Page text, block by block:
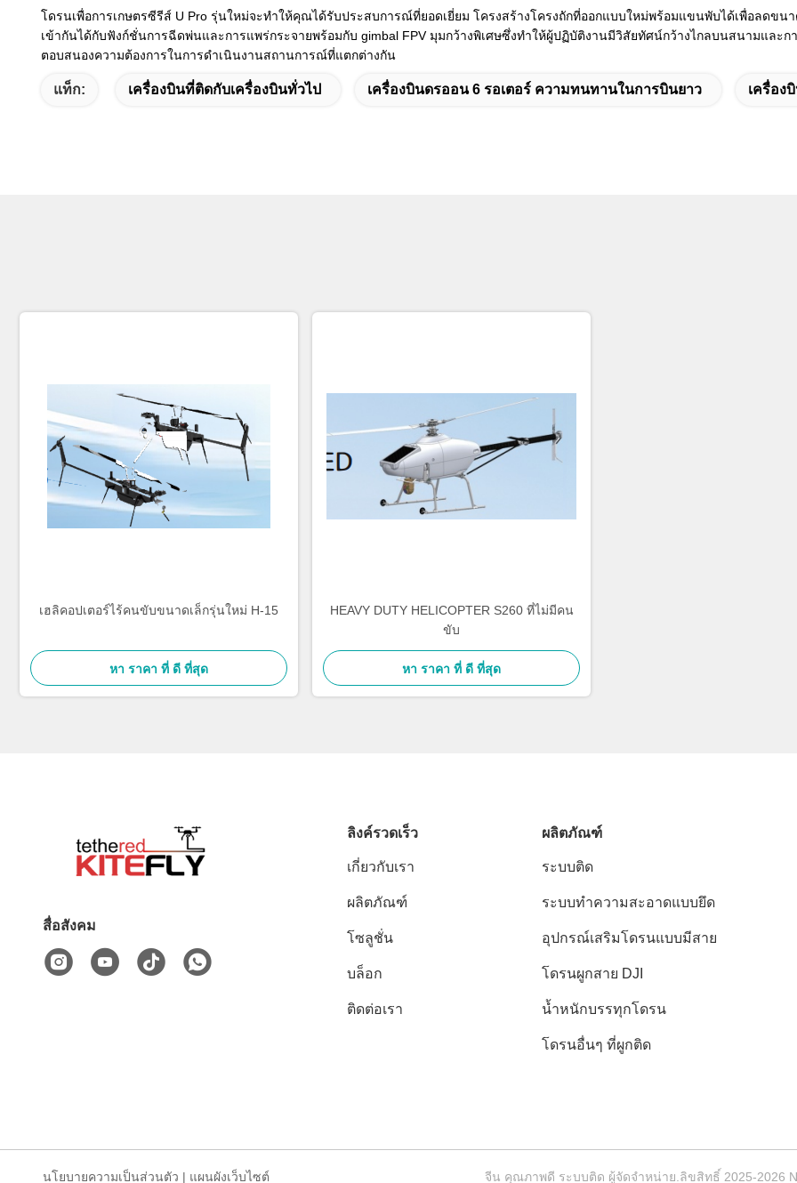
โดรนเพื่อการเกษตรซีรีส์ U Pro รุ่นใหม่จะทำให้คุณได้รับประสบการณ์ที่ยอดเยี่ยม โครงสร้างโครงถักที่ออกแบบใหม่พร้อมแขนพับได้เพื่อลดขน
เข้ากันได้กับฟังก์ชั่นการฉีดพ่นและการแพร่กระจายพร้อมกับ gimbal FPV มุมกว้างพิเศษซึ่งทำให้ผู้ปฏิบัติงานมีวิสัยทัศน์กว้างไกลบนสนามและ
ตอบสนองความต้องการในการดำเนินงานสถานการณ์ที่แตกต่างกัน
แท็ก: เครื่องบินที่ติดกับเครื่องบินทั่วไป เครื่องบินดรออน 6 รอเตอร์ ความทนทานในการบินยาว เครื่อง
เฮลิคอปเตอร์ไร้คนขับขนาดเล็กรุ่นใหม่ H-15
หา ราคา ที่ ดี ที่สุด
HEAVY DUTY HELICOPTER S260 ที่ไม่มีคน
ขับ
หา ราคา ที่ ดี ที่สุด
สื่อสังคม
ลิงค์รวดเร็ว
เกี่ยวกับเรา
ผลิตภัณฑ์
โซลูชั่น
บล็อก
ติดต่อเรา
ผลิตภัณฑ์
ระบบติด
ระบบทำความสะอาดแบบยึด
อุปกรณ์เสริมโดรนแบบมีสาย
โดรนผูกสาย DJI
น้ำหนักบรรทุกโดรน
โดรนอื่นๆ ที่ผูกติด
นโยบายความเป็นส่วนตัว | แผนผังเว็บไซต์ จีน คุณภาพดี ระบบติด ผู้จัดจําหน่าย.ลิขสิทธิ์ 2025-2026